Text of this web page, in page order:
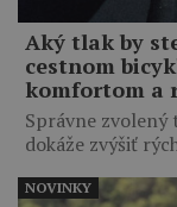
Aký tlak by
cestnom
komfortom a
Správne zvolený
dokáže zvýšiť
NOVINKY